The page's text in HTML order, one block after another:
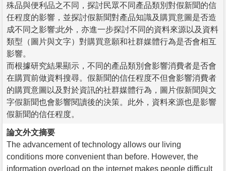
殊品與便利品之不同，探討民眾不同產品類別對假新聞的信
任程度的影響，並探討假新聞對產品知識及購買意圖是否造
成不同之影響;此外，亦進一步探討不同的資料來源以及資料
類型（圖片與文字）對購買意願和社群媒體行為是否會相互
影響。
而根據研究結果顯示，不同的產品類別會影響消費者是否會
在購買前做資料搜尋。假新聞的信任程度不但會影響消費者
的購買意圖以及對於資訊的社群媒體行為，圖片假新聞與文
字假新聞也會影響閱讀後的決策。此外，資料來源也是影響
假新聞的信任程度。
論文外文摘要
The advancement of technology allows our living
conditions more convenient than before. However, the
information overload on the internet makes people difficult